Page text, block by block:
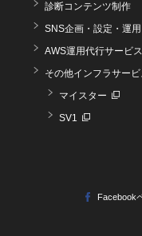
診断コンテンツ制作
SNS企画・設定・運用
AWS運用代行サービス
その他インフラサービ
マイスター
SV1
Facebook